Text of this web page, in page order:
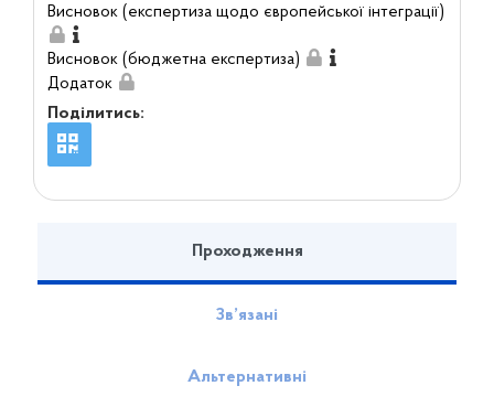
Висновок (експертиза щодо європейської інтеграції)
Висновок (бюджетна експертиза)
Додаток
Поділитись:
Проходження
Зв’язані
Альтернативні